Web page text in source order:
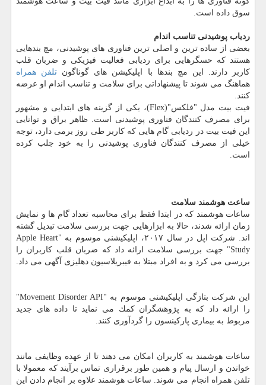
سوق داده است.
ردیاب پوشیدنی تناسب اندام
بعضی از ساده ترین و اصلی ترین فناوری های پوشیدنی، مچ بندهایی
هستند كه حسگرهایی برای ردیابی فعالیت فیزیكی و ضربان قلب
كاربر دارند. این مچ بندها با اپلیكیشن های گوناگون تلفن همراه
هماهنگ می شوند تا پیشنهاداتی برای سلامت و تناسب اندام او عرضه
كنند.
فیت بیت مدل "فلكس"(Flex)، یكی از گزینه های ابتدایی و مشهور
برای مصرف كنندگان فناوری پوشیدنی است. ظاهر براق و توانایی
این فیت بیت در ردیابی گام هایی كه كاربر طی روز برمی دارد، توجه
خیلی از مصرف كنندگان فناوری پوشیدنی را به خود جلب كرده
است.
ساعت هوشمند سلامت
ساعات هوشمند كه در ابتدا فقط برای محاسبه تعداد گام ها و نمایش
زمان ارائه شدند، حالا به ابزارهایی جهت بررسی سلامت تبدیل گشته
اند. شركت اپل در سال ۲۰۱۷، اپلیكیشنی موسوم به "Apple Heart
Study" جهت بررسی سلامت ارائه داد كه ضربان قلب كاربران را
بررسی می كرد و به افراد مبتلا به فیبریلاسیون دهلیزی آگهی می داد.
این شركت بتازگی اپلیكیشنی موسوم به "Movement Disorder API"
را ارائه داد كه به پژوهشگران كمك می نماید تا داده های جدید
مربوط به بیماری پاركینسون را گردآوری كنند.
ساعات هوشمند به كاربران امكان می دهند تا از عهده وظایفی مانند
خواندن و ارسال پیام و همین طور برقراری تماس برآیند كه معمولا با
تلفن همراه انجام می شوند. ساعات هوشمند علاوه بر انجام دادن این